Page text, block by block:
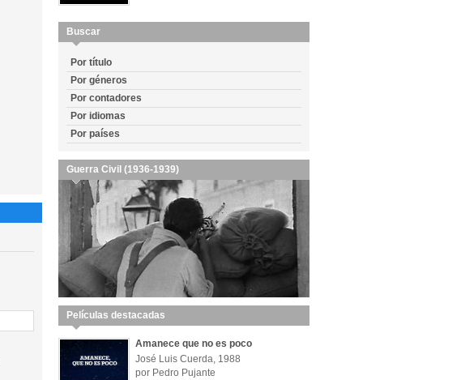
Buscar
Por título
Por géneros
Por contadores
Por idiomas
Por países
Guerra Civil (1936-1939)
Películas destacadas
Amanece que no es poco
José Luis Cuerda, 1988
por Pedro Pujante